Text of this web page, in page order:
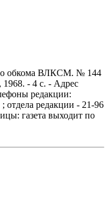
обкома ВЛКСМ. № 144
- 4 с. - Адрес
редакции:
отдела редакции - 21-96
газета выходит по